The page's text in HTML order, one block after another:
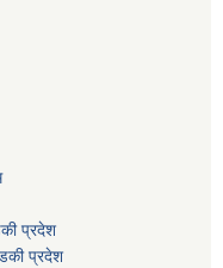
प्रदेश
प्रदेश